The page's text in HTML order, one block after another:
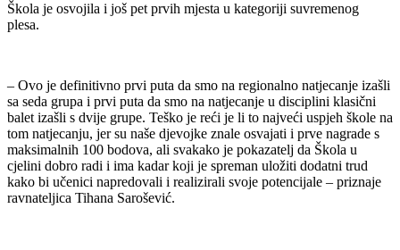
Škola je osvojila i još pet prvih mjesta u kategoriji suvremenog
plesa.
– Ovo je definitivno prvi puta da smo na regionalno natjecanje izašli
sa seda grupa i prvi puta da smo na natjecanje u disciplini klasični
balet izašli s dvije grupe. Teško je reći je li to najveći uspjeh škole na
tom natjecanju, jer su naše djevojke znale osvajati i prve nagrade s
maksimalnih 100 bodova, ali svakako je pokazatelj da Škola u
cjelini dobro radi i ima kadar koji je spreman uložiti dodatni trud
kako bi učenici napredovali i realizirali svoje potencijale – priznaje
ravnateljica Tihana Sarošević.